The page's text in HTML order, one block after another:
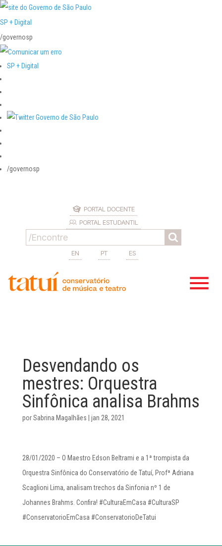
SP + Digital
/governosp
SP + Digital
/governosp
PORTAL DOCENTE
PORTAL ESTUDANTIL
EN PT ES
Desvendando os
mestres: Orquestra
Sinfônica analisa Brahms
porSabrina Magalhães jan 28, 2021
28/01/2020 – O Maestro Edson Beltrami e a 1ª trompista da
Orquestra Sinfônica do Conservatório de Tatuí, Profª Adriana
Scaglioni Lima, analisam trechos da Sinfonia nº 1 de
Johannes Brahms. Confira! #CulturaEmCasa #CulturaSP
#ConservatorioEmCasa #ConservatorioDeTatui